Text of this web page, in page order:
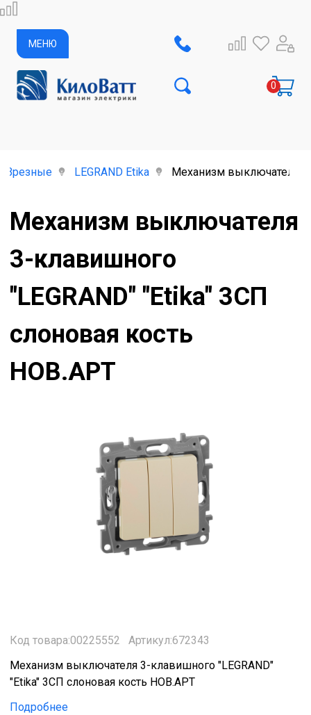
МЕНЮ
Врезные LEGRAND Etika Механизм выключателя
Механизм выключателя
3-клавишного
"LEGRAND" "Etika" 3СП
слоновая кость
НОВ.АРТ
Код товара:00225552
Артикул:672343
Механизм выключателя 3-клавишного "LEGRAND"
"Etika" 3СП слоновая кость НОВ.АРТ
Подробнее